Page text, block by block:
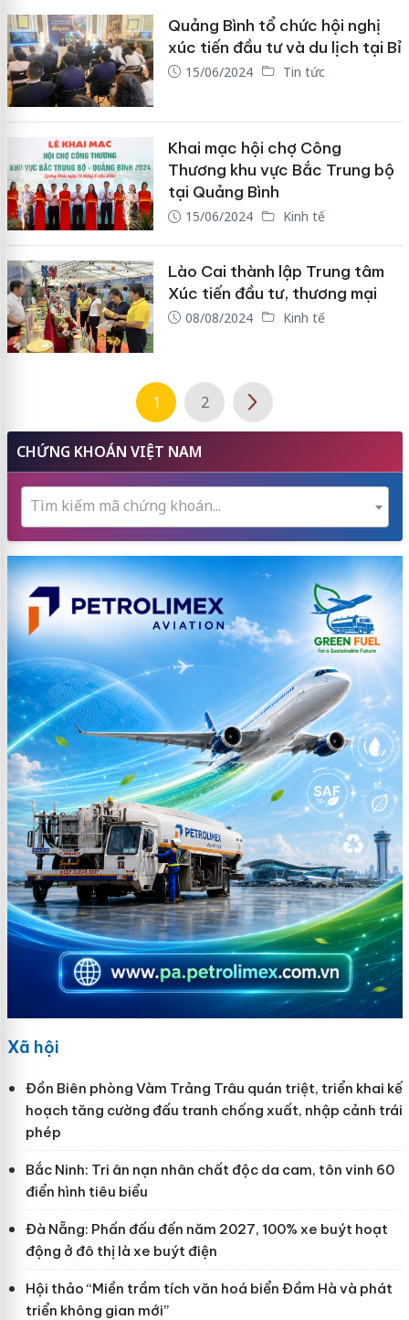
Quảng Bình tổ chức hội nghị
xúc tiến đầu tư và du lịch tại Bỉ
15/06/2024 Tin tức
Khai mạc hội chợ Công
Thương khu vực Bắc Trung bộ
tại Quảng Bình
15/06/2024 Kinh tế
Lào Cai thành lập Trung tâm
Xúc tiến đầu tư, thương mại
08/08/2024 Kinh tế
1 2
CHỨNG KHOÁN VIỆT NAM
Tìm kiếm mã chứng khoán...
Xã hội
Đồn Biên phòng Vàm Trảng Trâu quán triệt, triển khai kế
hoạch tăng cường đấu tranh chống xuất, nhập cảnh trái
phép
Bắc Ninh: Tri ân nạn nhân chất độc da cam, tôn vinh 60
điển hình tiêu biểu
Đà Nẵng: Phấn đấu đến năm 2027, 100% xe buýt hoạt
động ở đô thị là xe buýt điện
Hội thảo “Miền trầm tích văn hoá biển Đầm Hà và phát
triển không gian mới”